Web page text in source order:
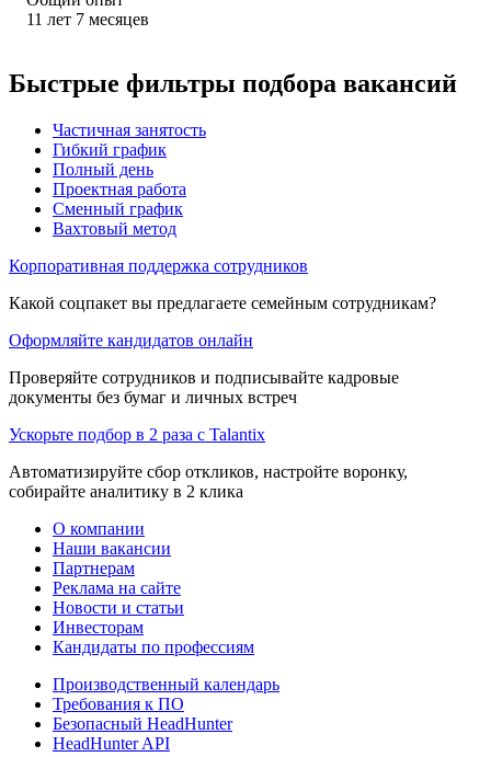
11 лет 7 месяцев
Быстрые фильтры подбора вакансий
Частичная занятость
Гибкий график
Полный день
Проектная работа
Сменный график
Вахтовый метод
Корпоративная поддержка сотрудников
Какой соцпакет вы предлагаете семейным сотрудникам?
Оформляйте кандидатов онлайн
Проверяйте сотрудников и подписывайте кадровые
документы без бумаг и личных встреч
Ускорьте подбор в 2 раза с Talantix
Автоматизируйте сбор откликов, настройте воронку,
собирайте аналитику в 2 клика
О компании
Наши вакансии
Партнерам
Реклама на сайте
Новости и статьи
Инвесторам
Кандидаты по профессиям
Производственный календарь
Требования к ПО
Безопасный HeadHunter
HeadHunter API